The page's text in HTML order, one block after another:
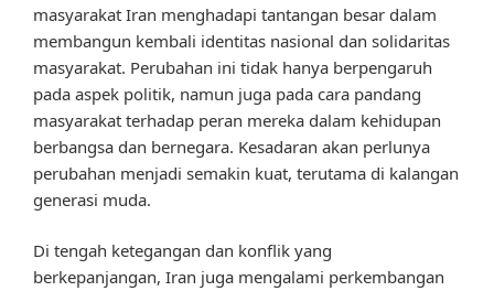
masyarakat Iran menghadapi tantangan besar dalam
membangun kembali identitas nasional dan solidaritas
masyarakat. Perubahan ini tidak hanya berpengaruh
pada aspek politik, namun juga pada cara pandang
masyarakat terhadap peran mereka dalam kehidupan
berbangsa dan bernegara. Kesadaran akan perlunya
perubahan menjadi semakin kuat, terutama di kalangan
generasi muda.
Di tengah ketegangan dan konflik yang
berkepanjangan, Iran juga mengalami perkembangan